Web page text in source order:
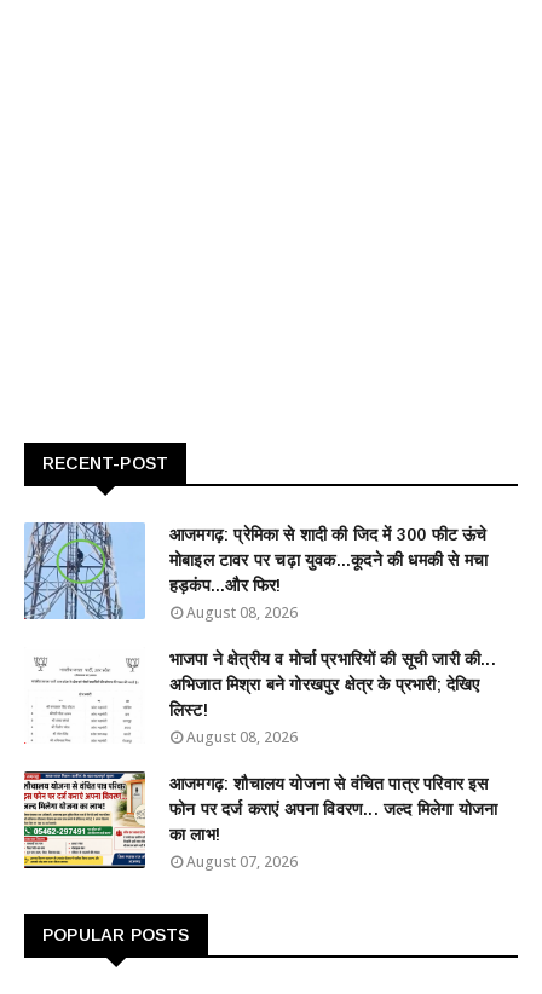
RECENT-POST
आजमगढ़: प्रेमिका से शादी की जिद में 300 फीट ऊंचे
मोबाइल टावर पर चढ़ा युवक...कूदने की धमकी से मचा
हड़कंप...और फिर!
August 08, 2026
भाजपा ने क्षेत्रीय व मोर्चा प्रभारियों की सूची जारी की...
अभिजात मिश्रा बने गोरखपुर क्षेत्र के प्रभारी; देखिए
लिस्ट!
August 08, 2026
आजमगढ़: शौचालय योजना से वंचित पात्र परिवार इस
फोन पर दर्ज कराएं अपना विवरण... जल्द मिलेगा योजना
का लाभ!
August 07, 2026
POPULAR POSTS